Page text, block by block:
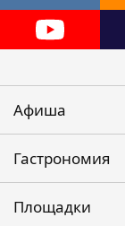
Афиша
Гастрономия
Площадки